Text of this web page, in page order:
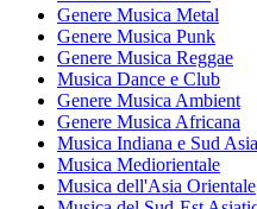
Genere Musica Metal
Genere Musica Punk
Genere Musica Reggae
Musica Dance e Club
Genere Musica Ambient
Genere Musica Africana
Musica Indiana e Sud
Musica Mediorientale
Musica dell'Asia Orientale